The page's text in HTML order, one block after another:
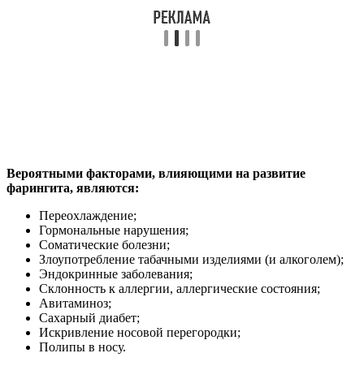
Вероятными факторами, влияющими на развитие
фарингита, являются:
Переохлаждение;
Гормональные нарушения;
Соматические болезни;
Злоупотребление табачными изделиями (и алкоголем);
Эндокринные заболевания;
Склонность к аллергии, аллергические состояния;
Авитаминоз;
Сахарный диабет;
Искривление носовой перегородки;
Полипы в носу.